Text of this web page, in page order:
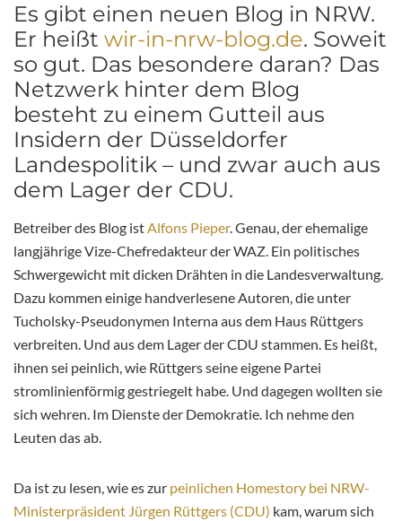
Es gibt einen neuen Blog in NRW.
Er heißt wir-in-nrw-blog.de. Soweit
so gut. Das besondere daran? Das
Netzwerk hinter dem Blog
besteht zu einem Gutteil aus
Insidern der Düsseldorfer
Landespolitik – und zwar auch aus
dem Lager der CDU.
Betreiber des Blog istAlfons Pieper. Genau, der ehemalige
langjährige Vize-Chefredakteur der WAZ. Ein politisches
Schwergewicht mit dicken Drähten in die Landesverwaltung.
Dazu kommen einige handverlesene Autoren, die unter
Tucholsky-Pseudonymen Interna aus dem Haus Rüttgers
verbreiten. Und aus dem Lager der CDU stammen. Es heißt,
ihnen sei peinlich, wie Rüttgers seine eigene Partei
stromlinienförmig gestriegelt habe. Und dagegen wollten sie
sich wehren. Im Dienste der Demokratie. Ich nehme den
Leuten das ab.
Da ist zu lesen, wie es zur peinlichen Homestory bei NRW-
Ministerpräsident Jürgen Rüttgers (CDU) kam, warum sich